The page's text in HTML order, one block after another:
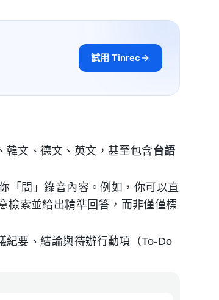
試用 Tinrec
韓文、德文、英文，甚至包含台語
「問」錄音內容。例如，你可以直
檢索並給出精準回答，而非僅僅標
紀要、結論與待辦行動項（To-Do